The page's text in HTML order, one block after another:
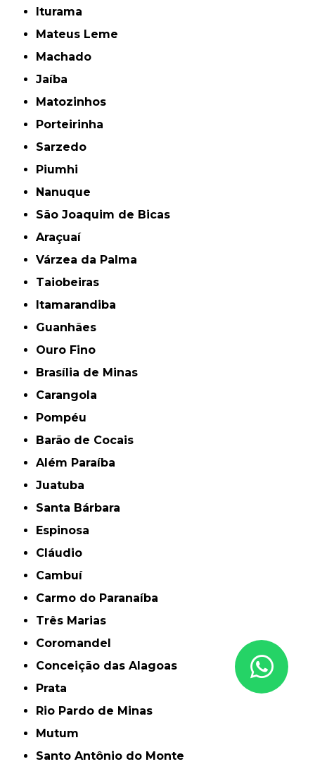
Iturama
Mateus Leme
Machado
Jaíba
Matozinhos
Porteirinha
Sarzedo
Piumhi
Nanuque
São Joaquim de Bicas
Araçuaí
Várzea da Palma
Taiobeiras
Itamarandiba
Guanhães
Ouro Fino
Brasília de Minas
Carangola
Pompéu
Barão de Cocais
Além Paraíba
Juatuba
Santa Bárbara
Espinosa
Cláudio
Cambuí
Carmo do Paranaíba
Três Marias
Coromandel
Conceição das Alagoas
Prata
Rio Pardo de Minas
Mutum
Santo Antônio do Monte